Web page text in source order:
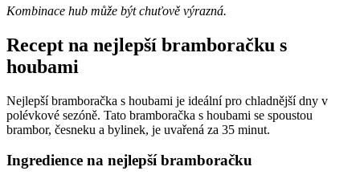
Kombinace hub může být chuťově výrazná.
Recept na nejlepší bramboračku s
houbami
Nejlepší bramboračka s houbami je ideální pro chladnější dny v
polévkové sezóně. Tato bramboračka s houbami se spoustou
brambor, česneku a bylinek, je uvařená za 35 minut.
Ingredience na nejlepší bramboračku